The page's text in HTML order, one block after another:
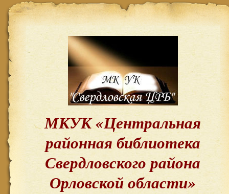
МКУК «Центральная
районная библиотека
Свердловского района
Орловской области»